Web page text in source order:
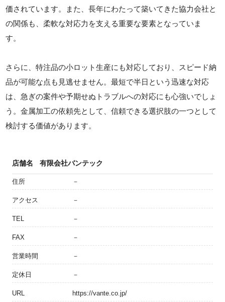
価されています。また、長年にわたって築いてきた協力会社と
の関係も、柔軟な対応力を支える重要な要素となっていま
す。
さらに、特注品の小ロット生産にも対応しており、スピード納
品が可能な点も見逃せません。最短で半日という迅速な対応
は、急ぎの案件や予期せぬトラブルへの対応にも心強いでしょ
う。金属加工の依頼先として、信頼できる選択肢の一つとして
検討する価値があります。
店舗名 有限会社バンテック
住所 －
アクセス －
TEL －
FAX －
営業時間 －
定休日 －
URL https://vante.co.jp/